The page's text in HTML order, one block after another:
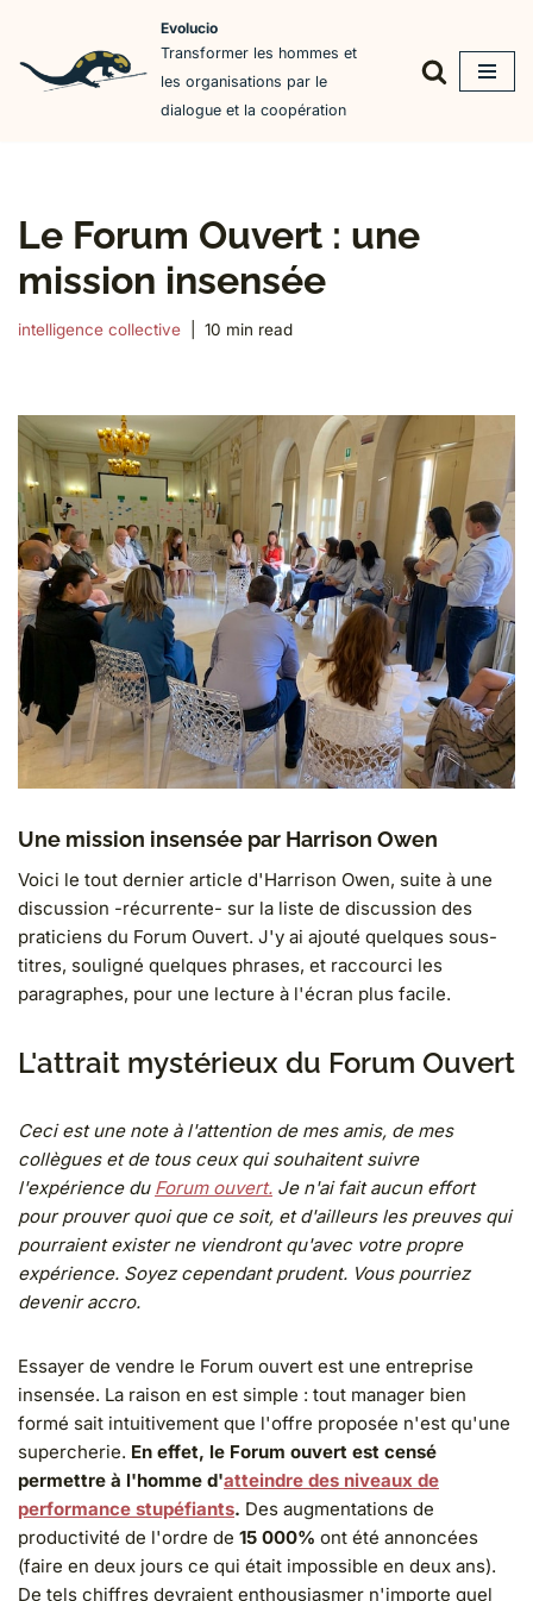
Aller
Evolucio
Transformer les hommes et
les organisations par le
dialogue et la coopération
Le Forum Ouvert : une
mission insensée
intelligence collective 10 min read
Une mission insensée par Harrison Owen
Voici le tout dernier article d'Harrison Owen, suite à une
discussion -récurrente- sur la liste de discussion des
praticiens du Forum Ouvert. J'y ai ajouté quelques sous-
titres, souligné quelques phrases, et raccourci les
paragraphes, pour une lecture à l'écran plus facile.
L'attrait mystérieux du Forum Ouvert
Ceci est une note à l'attention de mes amis, de mes
collègues et de tous ceux qui souhaitent suivre
l'expérience du Forum ouvert. Je n'ai fait aucun effort
pour prouver quoi que ce soit, et d'ailleurs les preuves qui
pourraient exister ne viendront qu'avec votre propre
expérience. Soyez cependant prudent. Vous pourriez
devenir accro.
Essayer de vendre le Forum ouvert est une entreprise
insensée. La raison en est simple : tout manager bien
formé sait intuitivement que l'offre proposée n'est qu'une
supercherie. En effet, le Forum ouvert est censé
permettre à l'homme d'atteindre des niveaux de
performance stupéfiants. Des augmentations de
productivité de l'ordre de 15 000% ont été annoncées
(faire en deux jours ce qui était impossible en deux ans).
De tels chiffres devraient enthousiasmer n'importe quel